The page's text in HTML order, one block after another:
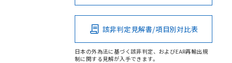
該非判定見解書/項目別対比表
日本の外為法に基づく該非判定、およびEAR再輸出規
制に関する見解が入手できます。